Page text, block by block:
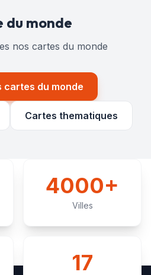
du monde
nos cartes du monde
cartes du monde
Cartes thematiques
4000+
Villes
17